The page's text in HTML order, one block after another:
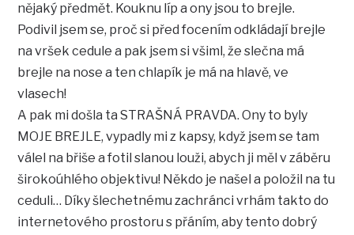
nějaký předmět. Kouknu líp a ony jsou to brejle.
Podivil jsem se, proč si před focením odkládají brejle
na vršek cedule a pak jsem si všiml, že slečna má
brejle na nose a ten chlapík je má na hlavě, ve
vlasech!
A pak mi došla ta STRAŠNÁ PRAVDA. Ony to byly
MOJE BREJLE, vypadly mi z kapsy, když jsem se tam
válel na břiše a fotil slanou louži, abych ji měl v záběru
širokoúhlého objektivu! Někdo je našel a položil na tu
ceduli… Díky šlechetnému zachránci vrhám takto do
internetového prostoru s přáním, aby tento dobrý